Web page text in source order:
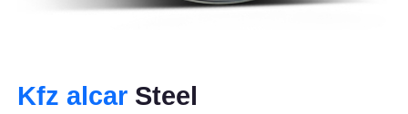
Kfz alcar Steel